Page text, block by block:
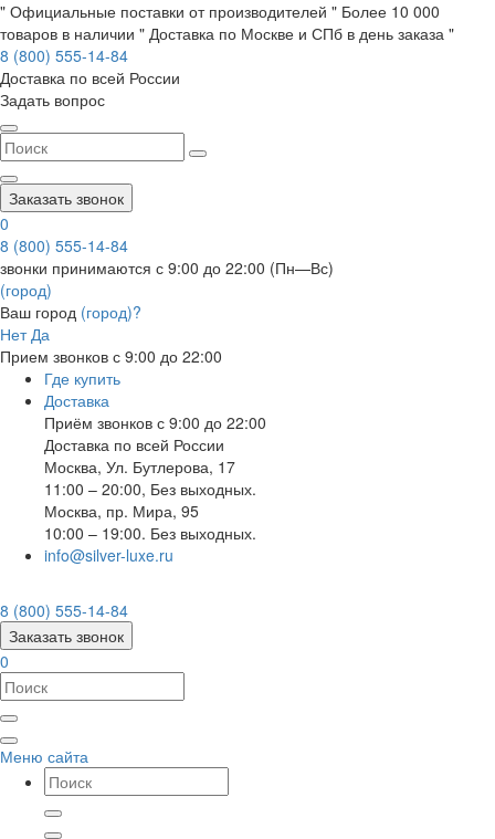
" Официальные поставки от производителей " Более 10 000
товаров в наличии " Доставка по Москве и СПб в день заказа "
8 (800) 555-14-84
Доставка по всей России
Задать вопрос
Заказать звонок
0
8 (800) 555-14-84
звонки принимаются с 9:00 до 22:00 (Пн—Вс)
(город)
Ваш город (город)?
Нет Да
Прием звонков с 9:00 до 22:00
Где купить
Доставка
Приём звонков с 9:00 до 22:00
Доставка по всей России
Москва, Ул. Бутлерова, 17
11:00 – 20:00, Без выходных.
Москва, пр. Мира, 95
10:00 – 19:00. Без выходных.
info@silver-luxe.ru
8 (800) 555-14-84
Заказать звонок
0
Меню сайта